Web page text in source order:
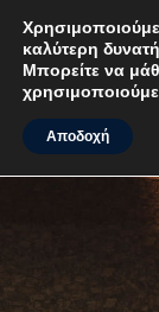
καλύτερη
Μπορείτε να
ρυθμίσεις.
Αποδοχή